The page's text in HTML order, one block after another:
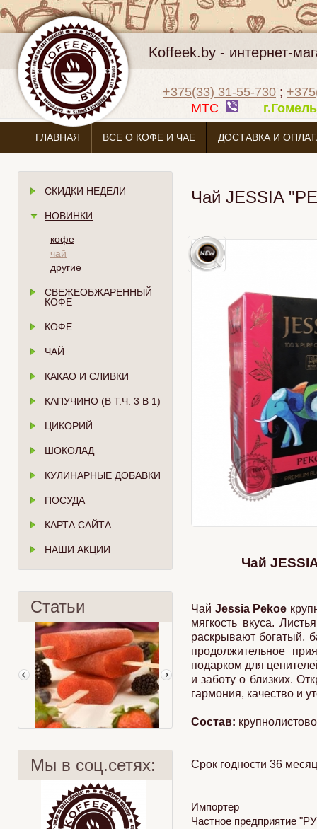
Koffeek.by - интернет-
+375(33) 31-55-730 ;
МТС
ГЛАВНАЯ ВСЕ О КОФЕ И ЧАЕ ДОСТАВКА И
СКИДКИ НЕДЕЛИ
НОВИНКИ
кофе
чай
другие
СВЕЖЕОБЖАРЕННЫЙ
КОФЕ
КОФЕ
ЧАЙ
КАКАО И СЛИВКИ
КАПУЧИНО (В Т.Ч. 3 В 1)
ЦИКОРИЙ
ШОКОЛАД
КУЛИНАРНЫЕ ДОБАВКИ
ПОСУДА
КАРТА САЙТА
НАШИ АКЦИИ
Статьи
Рецепты с чаем Lipton Ягодный смузи
Мы в соц.сетях:
Чай JESSIA
Чай
Чай Jessia Pekoe
мягкость вкуса.
раскрывают богатый,
продолжительное
подарком для
и заботу о близких.
гармония, качество и
Состав:
Срок годности 36
Импортер
Частное предприятие